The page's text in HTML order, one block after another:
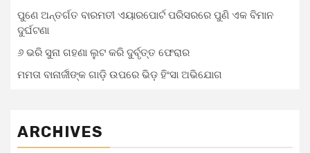
ପୁଣେ ଅନ୍ତର୍ଗତ ବାରମତୀ ଏୟାରପୋର୍ଟ ପରିସରରେ ପୁଣି ଏକ ବିମାନ
ଦୁର୍ଘଟଣା
୬ ଭରି ସୁନା ଗହଣା ଲୁଟ କରି ଦୁର୍ବୃତ୍ତ ଫେରାର
ମମତା ବାନାର୍ଜୀଙ୍କ ଗାଡ଼ି ଉପରେ ଭିଡ଼ ହିଂସା ଅଭିଯୋଗ
ARCHIVES